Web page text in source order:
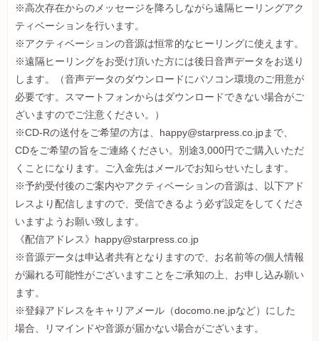
※高次存在からのメッセージを降ろしながら遠隔ヒーリングアク
ティベーションを行います。
※アクティベーションの音源は恒常的なヒーリングに使えます。
※遠隔ヒーリングをお受け頂いた方には後日音声データをお送り
します。（音声データのダウンロードにパソコン環境のご用意が
必要です。スマートフォンからはダウンロードできない場合がご
ざいますのでご注意ください。）
※CD-Rの送付をご希望の方は、 happy@starpress.co.jpまで、
CDをご希望の旨をご連絡ください。別途3,000円でご購入いただ
くことになります。ご入金先はメールでお知らせいたします。
※予約受付後のご案内やアクティベーションの音源は、以下アド
レスより配信しますので、受信できるよう必ず設定をしてくださ
いますようお願い致します。
《配信アドレス》 happy@starpress.co.jp
※音源データは申込者共有となりますので、お名前等の個人情報
が漏れる可能性がございますことをご承知の上、お申し込み願い
ます。
※登録アドレスをキャリアメール（docomo.ne.jpなど）にした
場合、リマインドや音源が届かない場合がございます。